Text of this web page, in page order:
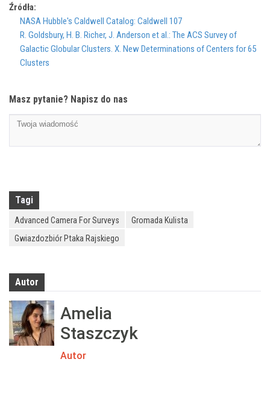
Źródła:
NASA Hubble's Caldwell Catalog: Caldwell 107
R. Goldsbury, H. B. Richer, J. Anderson et al.: The ACS Survey of
Galactic Globular Clusters. X. New Determinations of Centers for 65
Clusters
Masz pytanie? Napisz do nas
Tagi
Advanced Camera For Surveys
Gromada Kulista
Gwiazdozbiór Ptaka Rajskiego
Autor
Amelia
Staszczyk
Autor